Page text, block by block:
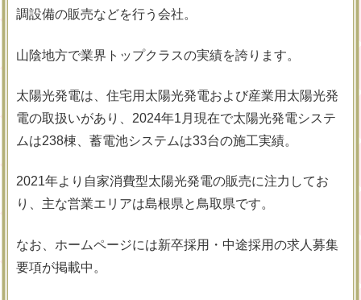
調設備の販売などを行う会社。
山陰地方で業界トップクラスの実績を誇ります。
太陽光発電は、住宅用太陽光発電および産業用太陽光発
電の取扱いがあり、2024年1月現在で太陽光発電システ
ムは238棟、蓄電池システムは33台の施工実績。
2021年より自家消費型太陽光発電の販売に注力してお
り、主な営業エリアは島根県と鳥取県です。
なお、ホームページには新卒採用・中途採用の求人募集
要項が掲載中。